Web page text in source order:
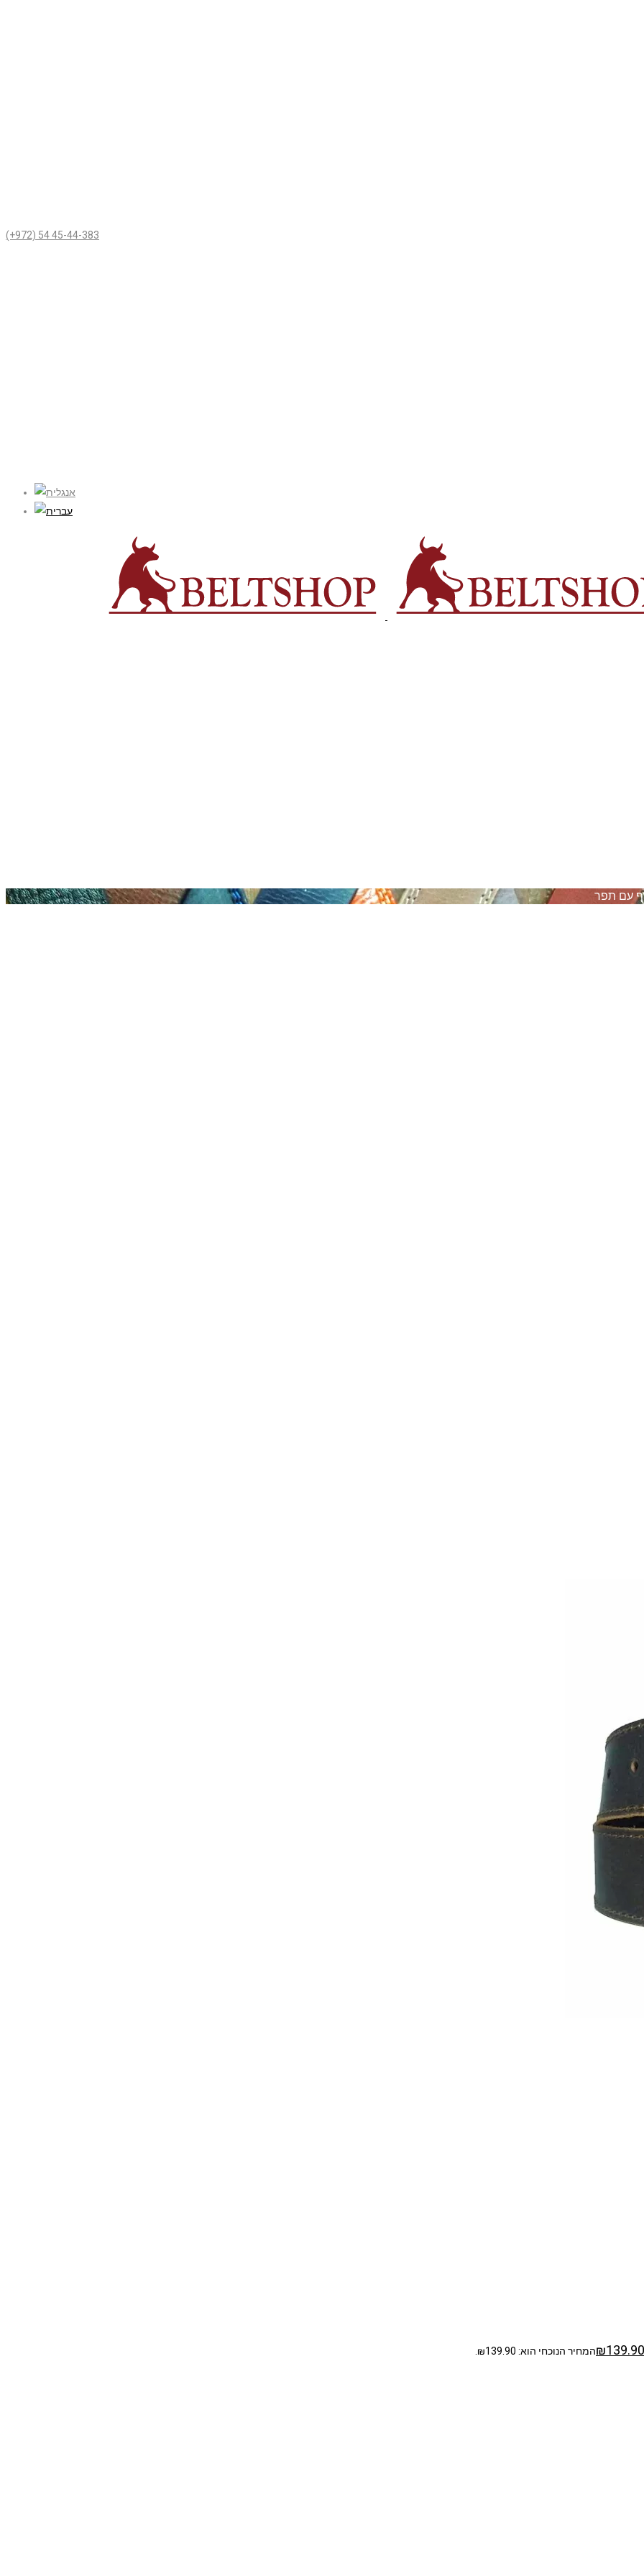
(+972) 54 45-44-383
עם תפר
₪139.90 המחיר הנוכחי הוא: ₪139.90.